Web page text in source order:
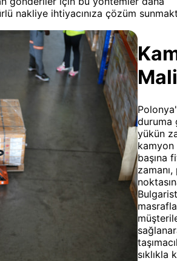
nakliye ihtiyacınıza çözüm
duruma
yükün
kamyon
başına
sıklıkla